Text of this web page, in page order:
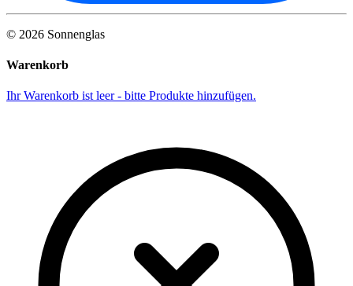
© 2026 Sonnenglas
Warenkorb
Ihr Warenkorb ist leer - bitte Produkte hinzufügen.